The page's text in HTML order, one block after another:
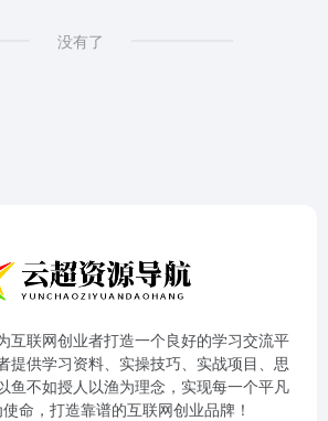
没有了
互联网创业者打造一个良好的学习交流平
提供学习资料、实操技巧、实战项目、思
鱼不如授人以渔为理念，实现每一个平凡
命，打造靠谱的互联网创业品牌！